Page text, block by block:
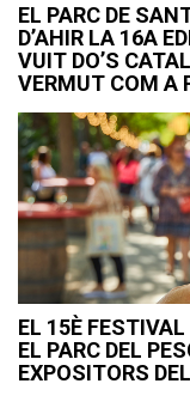
EL PARC DE
D’AHIR LA 16A
VUIT DO’S
VERMUT COM A
EL 15È
EL PARC DEL
EXPOSITORS